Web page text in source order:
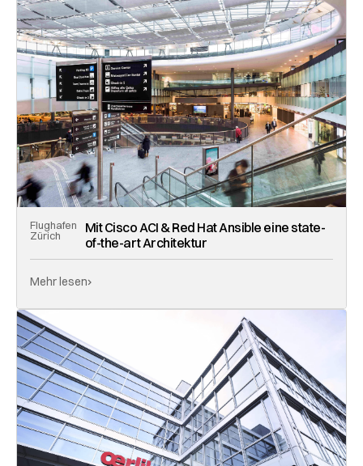
Flughafen
Zürich
Mit Cisco ACI & Red Hat Ansible eine state-
of-the-art Architektur
Mehr lesen